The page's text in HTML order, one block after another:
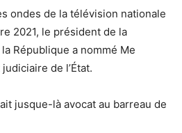
ondes de la télévision nationale
2021, le président de la
République a nommé Me
de l’État.
jusque-là avocat au barreau de